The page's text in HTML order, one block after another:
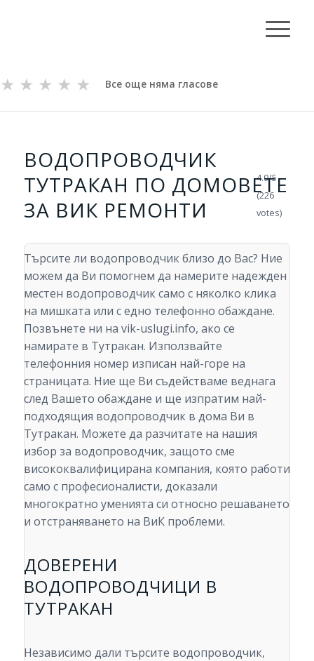
★
★
★
★
★ Все още няма гласове
ВОДОПРОВОДЧИК
ТУТРАКАН ПО ДОМОВЕТЕ
ЗА ВИК РЕМОНТИ
Търсите ли водопроводчик близо до Вас? Ние
можем да Ви помогнем да намерите надежден
местен водопроводчик само с няколко клика
на мишката или с едно телефонно обаждане.
Позвънете ни на vik-uslugi.info, ако се
намирате в Тутракан. Използвайте
телефонния номер изписан най-горе на
страницата. Ние ще Ви съдействаме веднага
след Вашето обаждане и ще изпратим най-
подходящия водопроводчик в дома Ви в
Тутракан. Можете да разчитате на нашия
избор за водопроводчик, защото сме
висококвалифицирана компания, която работи
само с професионалисти, доказали
многократно уменията си относно решаването
и отстраняването на ВиК проблеми.
ДОВЕРЕНИ
ВОДОПРОВОДЧИЦИ В
ТУТРАКАН
Независимо дали търсите водопроводчик,
4.9/5 -
(226
votes)